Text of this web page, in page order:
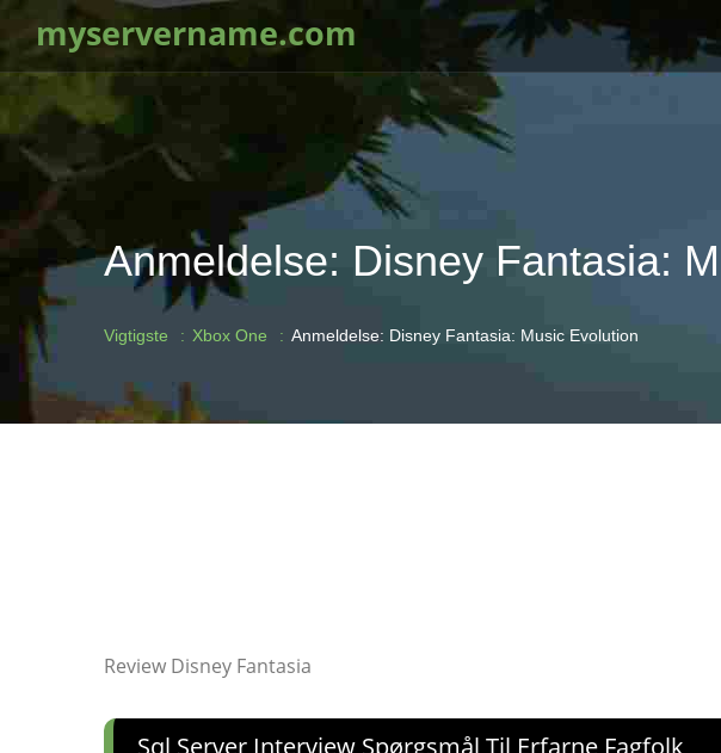
myservername.com
Anmeldelse: Disney Fantasia:
Vigtigste Xbox One Anmeldelse: Disney Fantasia: Music Evolution
Review Disney Fantasia
Sql Server Interview Spørgsmål Til Erfarne Fagfolk